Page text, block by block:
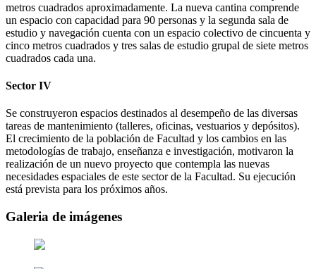
metros cuadrados aproximadamente. La nueva cantina comprende
un espacio con capacidad para 90 personas y la segunda sala de
estudio y navegación cuenta con un espacio colectivo de cincuenta y
cinco metros cuadrados y tres salas de estudio grupal de siete metros
cuadrados cada una.
Sector IV
Se construyeron espacios destinados al desempeño de las diversas
tareas de mantenimiento (talleres, oficinas, vestuarios y depósitos).
El crecimiento de la población de Facultad y los cambios en las
metodologías de trabajo, enseñanza e investigación, motivaron la
realización de un nuevo proyecto que contempla las nuevas
necesidades espaciales de este sector de la Facultad. Su ejecución
está prevista para los próximos años.
Galeria de imágenes